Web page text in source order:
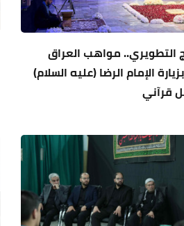
التطويري.. مواهب العراق
الإمام الرضا (عليه السلام)
قرآني